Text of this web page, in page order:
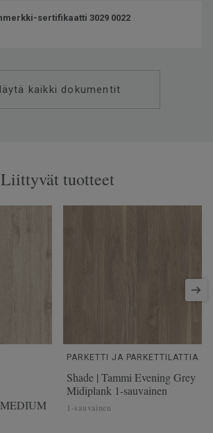
sertifikaatti 3029 0022
kaikki dokumentit
Liittyvät tuotteet
MEDIUM
PARKETTI JA PARKETTILATTIA
Shade | Tammi Evening Grey
Midiplank 1-sauvainen
1-sauvainen